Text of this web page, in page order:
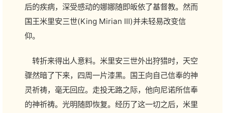
后的疾病，深受感动的娜娜随即皈依了基督教。然而
国王米里安三世(King Mirian III)并未轻易改变信
仰。
转折来得出人意料。米里安三世外出狩猎时，天空
骤然暗了下来，四周一片漆黑。国王向自己信奉的神
灵祈祷，毫无回应。走投无路之际，他向尼诺所信奉
的神祈祷。光明随即恢复。经历了这一切之后，米里